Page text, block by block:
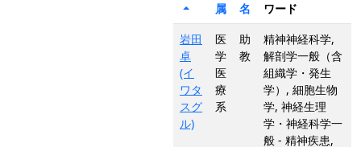
属
名
ワード
岩田
卓
(イ
ワタ
スグ
ル)
医
学
医
療
系
助
教
精神神経科学,
解剖学一般（含
組織学・発生
学）, 細胞生物
学, 神経生理
学・神経科学一
般 - 精神疾患,